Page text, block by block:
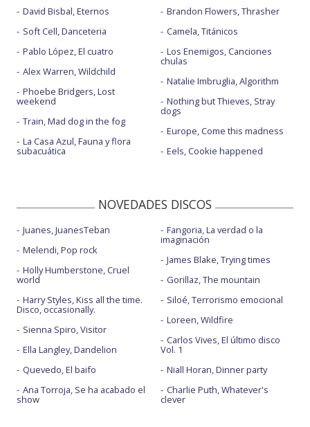
David Bisbal, Eternos
Soft Cell, Danceteria
Pablo López, El cuatro
Alex Warren, Wildchild
Phoebe Bridgers, Lost
weekend
Train, Mad dog in the fog
La Casa Azul, Fauna y flora
subacuática
Brandon Flowers, Thrasher
Camela, Titánicos
Los Enemigos, Canciones
chulas
Natalie Imbruglia, Algorithm
Nothing but Thieves, Stray
dogs
Europe, Come this madness
Eels, Cookie happened
NOVEDADES DISCOS
Juanes, JuanesTeban
Melendi, Pop rock
Holly Humberstone, Cruel
world
Harry Styles, Kiss all the time.
Disco, occasionally.
Sienna Spiro, Visitor
Ella Langley, Dandelion
Quevedo, El baifo
Ana Torroja, Se ha acabado el
show
Fangoria, La verdad o la
imaginación
James Blake, Trying times
Gorillaz, The mountain
Siloé, Terrorismo emocional
Loreen, Wildfire
Carlos Vives, El último disco
Vol. 1
Niall Horan, Dinner party
Charlie Puth, Whatever's
clever